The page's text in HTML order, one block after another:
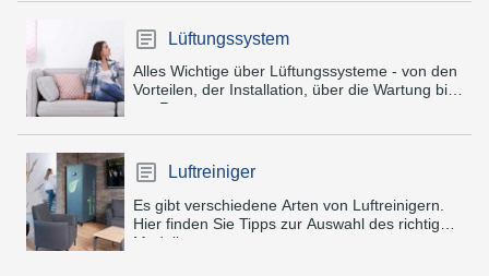
Lüftungssystem
Alles Wichtige über Lüftungssysteme - von den
Vorteilen, der Installation, über die Wartung bis
zur Reparatur.
Luftreiniger
Es gibt verschiedene Arten von Luftreinigern.
Hier finden Sie Tipps zur Auswahl des richtigen
Modells.